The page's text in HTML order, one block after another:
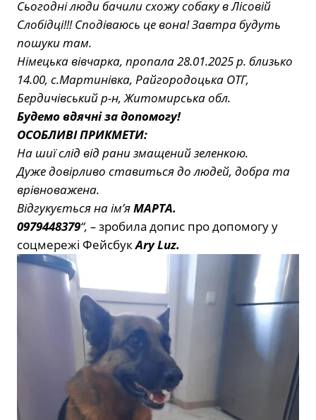
Сьогодні люди бачили схожу собаку в Лісовій
Слобідці!!! Сподіваюсь це вона! Завтра будуть
пошуки там.
Німецька вівчарка, пропала 28.01.2025 р. близько
14.00, с.Мартинівка, Райгородоцька ОТГ,
Бердичівський р-н, Житомирська обл.
Будемо вдячні за допомогу!
ОСОБЛИВІ ПРИКМЕТИ:
На шиї слід від рани змащений зеленкою.
Дуже довірливо ставиться до людей, добра та
врівноважена.
Відгукується на ім’яМАРТА.
0979448379“, –зробила допис про допомогу у
соцмережі ФейсбукAry Luz.